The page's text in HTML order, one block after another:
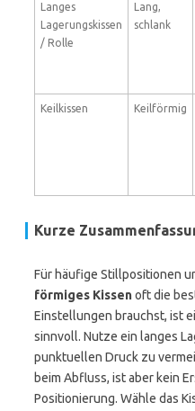
Langes
Lagerungskissen
/ Rolle
Lang,
schlank
Keilkissen Keilförmig
Kurze
Für häufige Stillpositionen
förmiges Kissenoft die
Einstellungen brauchst, ist
sinnvoll. Nutze ein langes
punktuellen Druck zu
beim Abfluss, ist aber kein
Positionierung. Wähle das